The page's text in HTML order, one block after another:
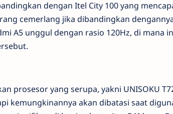
dengan Itel City 100 yang
cemerlang jika dibandingkan
A5 unggul dengan rasio 120Hz, di mana
prosesor yang serupa, yakni UNISOKU
kemungkinannya akan dibatasi saat